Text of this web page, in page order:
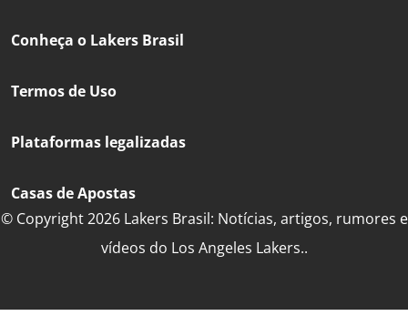
Conheça o Lakers Brasil
Termos de Uso
Plataformas legalizadas
Casas de Apostas
© Copyright 2026 Lakers Brasil: Notícias, artigos, rumores e
vídeos do Los Angeles Lakers..